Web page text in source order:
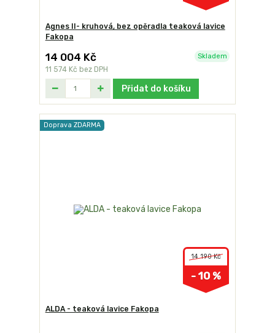
Agnes II- kruhová, bez opěradla teaková lavice
Fakopa
14 004 Kč
11 574 Kč bez DPH
Skladem
Přidat do košíku
Doprava ZDARMA
14 190 Kč
- 10 %
ALDA - teaková lavice Fakopa